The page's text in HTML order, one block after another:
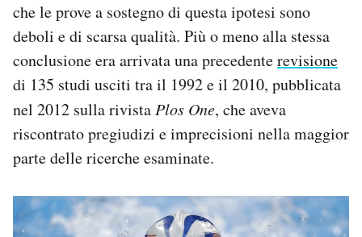
che le prove a sostegno di questa ipotesi sono
deboli e di scarsa qualità. Più o meno alla stessa
conclusione era arrivata una precedenterevisione
di 135 studi usciti tra il 1992 e il 2010, pubblicata
nel 2012 sulla rivistaPlos One, che aveva
riscontrato pregiudizi e imprecisioni nella maggior
parte delle ricerche esaminate.